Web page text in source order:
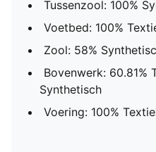
Tussenzool: 100%
Voetbed: 100%
Zool: 58%
Bovenwerk: 60.81%
Synthetisch
Voering: 100%